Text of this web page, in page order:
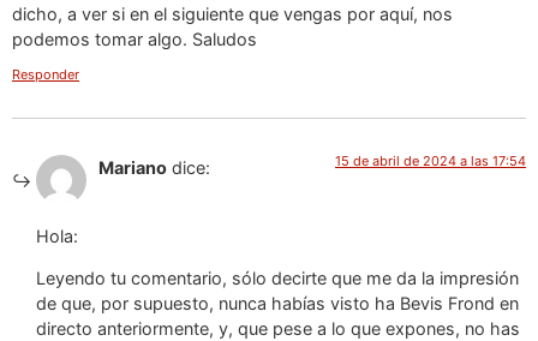
dicho, a ver si en el siguiente que vengas por aquí, nos
podemos tomar algo. Saludos
Responder
Mariano dice: 15 de abril de 2024 a las 17:54
Hola:
Leyendo tu comentario, sólo decirte que me da la impresión
de que, por supuesto, nunca habías visto ha Bevis Frond en
directo anteriormente, y, que pese a lo que expones, no has